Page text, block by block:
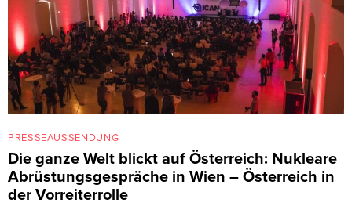
PRESSEAUSSENDUNG
Die ganze Welt blickt auf Österreich: Nukleare
Abrüstungsgespräche in Wien – Österreich in
der Vorreiterrolle